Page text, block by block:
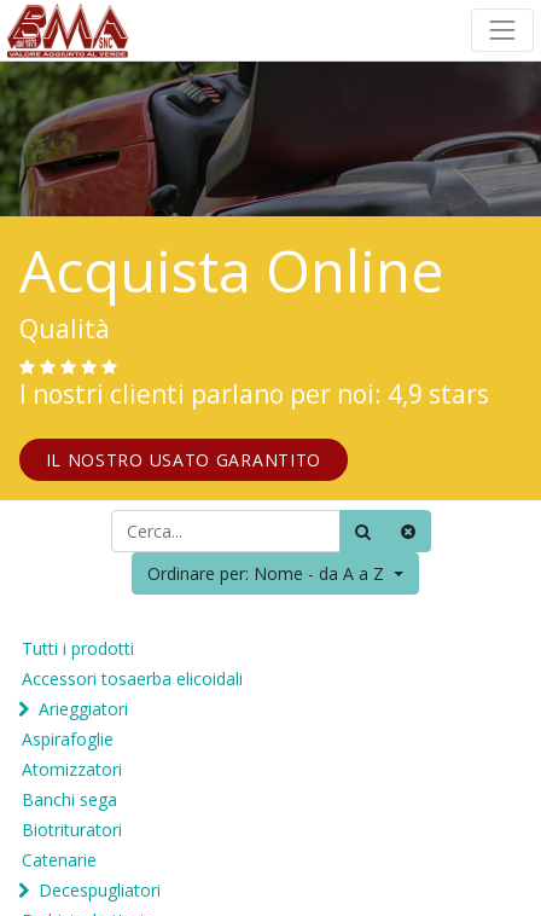
Acquista Online
Qualità
I nostri clienti parlano per noi: 4,9 stars
IL NOSTRO USATO GARANTITO
Ordinare per: Nome - da A a Z
Tutti i prodotti
Accessori tosaerba elicoidali
Arieggiatori
Aspirafoglie
Atomizzatori
Banchi sega
Biotrituratori
Catenarie
Decespugliatori